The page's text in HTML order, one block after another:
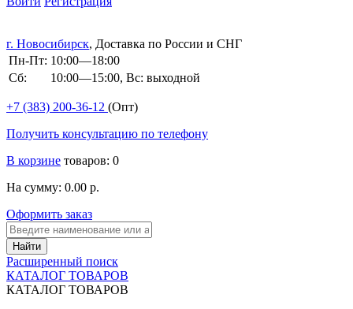
г. Новосибирск, Доставка по России и СНГ
Пн-Пт: 10:00—18:00
Сб:
10:00—15:00, Вс: выходной
+7 (383) 200-36-12 (Опт)
Получить консультацию по телефону
В корзине товаров: 0
На сумму: 0.00 р.
Оформить заказ
Расширенный поиск
КАТАЛОГ ТОВАРОВ
КАТАЛОГ ТОВАРОВ